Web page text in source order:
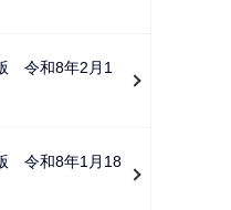
令和8年2月1
令和8年1月18